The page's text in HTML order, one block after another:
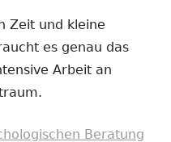
Zeit und kleine
es genau das
Arbeit an
Beratung